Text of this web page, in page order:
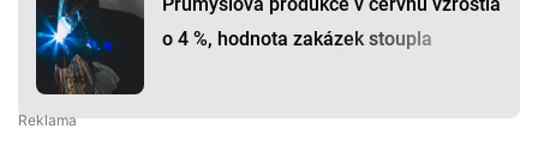
o 4 %, hodnota zakázek stoupla